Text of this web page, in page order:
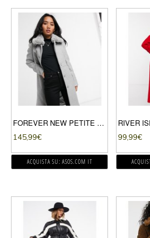
FOREVER NEW PETITE – CAPPOTTO LUNGO GRIGIO CON COLLETTO IN PELLICCIA SINTETICA-NERO
145,99€
ACQUISTA SU: ASOS.COM IT
99,99€